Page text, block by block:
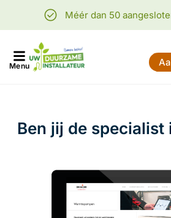
Méér dan 50
Menu
Ben jij de specialist